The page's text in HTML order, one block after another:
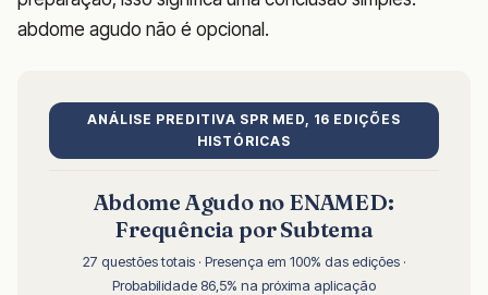
abdome agudo não é opcional.
ANÁLISE PREDITIVA SPR MED, 16 EDIÇÕES
HISTÓRICAS
Abdome Agudo no ENAMED:
Frequência por Subtema
27 questões totais · Presença em 100% das edições ·
Probabilidade 86,5% na próxima aplicação